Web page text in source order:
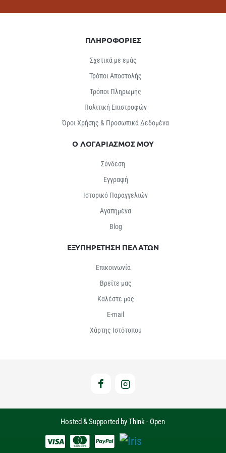
ΠΛΗΡΟΦΟΡΙΕΣ
Σχετικά με εμάς
Τρόποι Αποστολής
Τρόποι Πληρωμής
Πολιτική Επιστροφών
Όροι Χρήσης & Προσωπικά Δεδομένα
Ο ΛΟΓΑΡΙΑΣΜΟΣ ΜΟΥ
Σύνδεση
Εγγραφή
Ιστορικό Παραγγελιών
Αγαπημένα
Βlog
ΕΞΥΠΗΡΕΤΗΣΗ ΠΕΛΑΤΩΝ
Επικοινωνία
Βρείτε μας
Καλέστε μας
E-mail
Χάρτης Ιστότοπου
Hosted & Supported by Think - Open